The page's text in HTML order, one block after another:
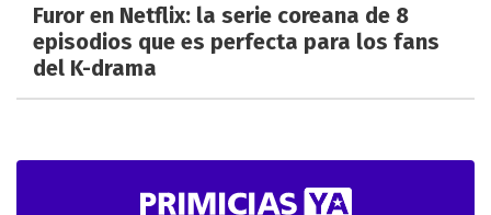
Furor en Netflix: la serie coreana de 8
episodios que es perfecta para los fans
del K-drama